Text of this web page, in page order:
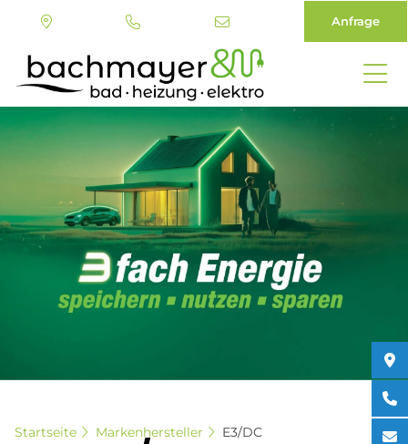
zum
Inhalt
Anfrage
Startseite Markenhersteller E3/DC